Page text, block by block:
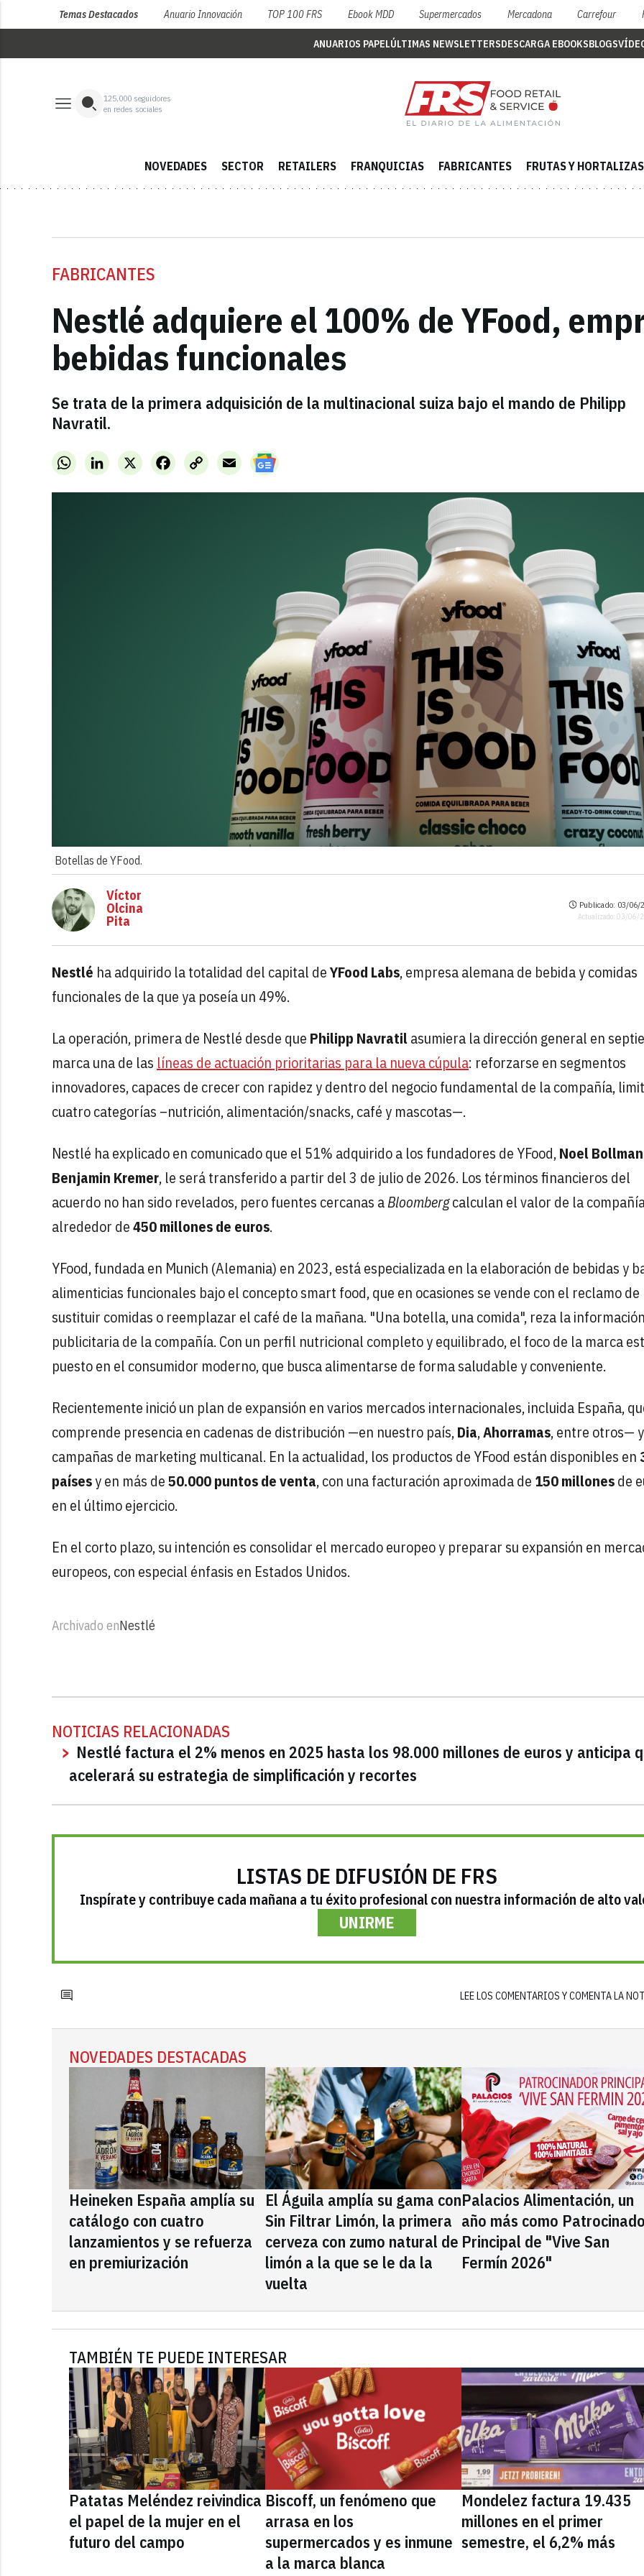
Temas Destacados Anuario Innovación TOP 100 FRS Ebook MDD Supermercados Mercadona Carrefour
ANUARIOS PAPELÚLTIMAS NEWSLETTERSDESCARGA EBOOKSBLOGS
125,000 seguidores
en redes sociales
NOVEDADES SECTOR RETAILERS FRANQUICIAS FABRICANTES FRUTAS Y HORTALIZAS
FABRICANTES
Nestlé adquiere el 100% de YFood,
bebidas funcionales
Se trata de la primera adquisición de la multinacional suiza bajo el mando de Philipp
Navratil.
WhatsAppLinkedInX FacebookCopy
Link
Email
Botellas de YFood.
Víctor
Olcina
Pita
Publicado: 03/06/
Actualizado: 03/06/
Nestlé ha adquirido la totalidad del capital deYFood Labs, empresa alemana de bebida y comidas
funcionales de la que ya poseía un 49%.
La operación, primera de Nestlé desde que Philipp Navratilasumiera la dirección general en
marca una de las líneas de actuación prioritarias para la nueva cúpula: reforzarse en segmentos
innovadores, capaces de crecer con rapidez y dentro del negocio fundamental de la compañía,
cuatro categorías –nutrición, alimentación/snacks, café y mascotas—.
Nestlé ha explicado en comunicado que el 51% adquirido a los fundadores de YFood,Noel
Benjamin Kremer, le será transferido a partir del 3 de julio de 2026. Los términos financieros del
acuerdo no han sido revelados, pero fuentes cercanas aBloombergcalculan el valor de la
alrededor de450 millones de euros.
YFood, fundada en Munich (Alemania) en 2023, está especializada en la elaboración de bebidas y
alimenticias funcionales bajo el concepto smart food, que en ocasiones se vende con el reclamo de
sustituir comidas o reemplazar el café de la mañana. "Una botella, una comida", reza la información
publicitaria de la compañía. Con un perfil nutricional completo y equilibrado, el foco de la marca
puesto en el consumidor moderno, que busca alimentarse de forma saludable y conveniente.
Recientemente inició un plan de expansión en varios mercados internacionales, incluida España,
comprende presencia en cadenas de distribución —en nuestro país,Dia,Ahorramas, entre otros— y
campañas de marketing multicanal. En la actualidad, los productos de YFood están disponibles en
paísesy en más de50.000 puntos de venta, con una facturación aproximada de 150 millonesde
en el último ejercicio.
En el corto plazo, su intención es consolidar el mercado europeo y preparar su expansión en
europeos, con especial énfasis en Estados Unidos.
Archivado enNestlé
NOTICIAS RELACIONADAS
Nestlé factura el 2% menos en 2025 hasta los 98.000 millones de euros y anticipa
acelerará su estrategia de simplificación y recortes
LISTAS DE DIFUSIÓN DE FRS
Inspírate y contribuye cada mañana a tu éxito profesional con nuestra información de alto
UNIRME
LEE LOS COMENTARIOS Y COMENTA LA
NOVEDADES DESTACADAS
Heineken España amplía su
catálogo con cuatro
lanzamientos y se refuerza
en premiurización
El Águila amplía su gama con
Sin Filtrar Limón, la primera
cerveza con zumo natural de
limón a la que se le da la
vuelta
Palacios Alimentación, un
año más como
Principal de "Vive San
Fermín 2026"
TAMBIÉN TE PUEDE INTERESAR
Patatas Meléndez reivindica
el papel de la mujer en el
futuro del campo
Biscoff, un fenómeno que
arrasa en los
supermercados y es inmune
a la marca blanca
Mondelez factura 19.435
millones en el primer
semestre, el 6,2% más